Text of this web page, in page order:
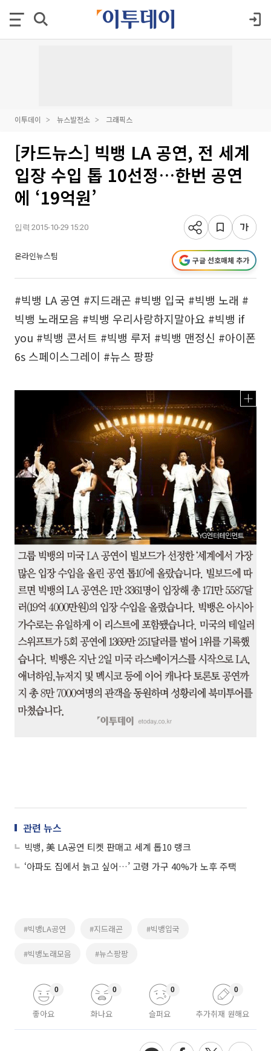
이투데이 뉴스발전소 그래픽스
[카드뉴스] 빅뱅 LA 공연, 전 세계
입장 수입 톱 10선정…한번 공연
에 ‘19억원’
입력 2015-10-29 15:20
온라인뉴스팀 구글 선호매체 추가
#빅뱅 LA 공연 #지드래곤 #빅뱅 입국 #빅뱅 노래 #
빅뱅 노래모음 #빅뱅 우리사랑하지말아요 #빅뱅 if
you #빅뱅 콘서트 #빅뱅 루저 #빅뱅 맨정신 #아이폰
6s 스페이스그레이 #뉴스 팡팡
관련 뉴스
빅뱅, 美 LA공연 티켓 판매고 세계 톱10 랭크
‘아파도 집에서 늙고 싶어…’ 고령 가구 40%가 노후 주택
#빅뱅LA공연 #지드래곤 #빅뱅입국
#빅뱅노래모음 #뉴스팡팡
좋아요
0
화나요
0
슬퍼요
0
추가취재 원해요
0